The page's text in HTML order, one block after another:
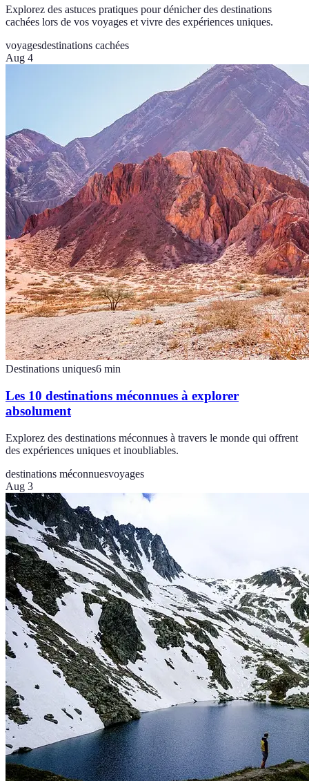
Explorez des astuces pratiques pour dénicher des destinations
cachées lors de vos voyages et vivre des expériences uniques.
voyagesdestinations cachées
Aug 4
Destinations uniques6 min
Les 10 destinations méconnues à explorer
absolument
Explorez des destinations méconnues à travers le monde qui offrent
des expériences uniques et inoubliables.
destinations méconnuesvoyages
Aug 3